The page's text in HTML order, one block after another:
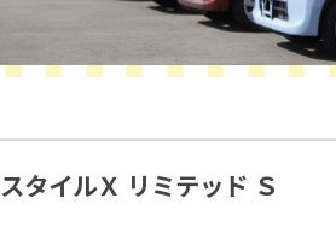
スタイルＸ リミテッド Ｓ